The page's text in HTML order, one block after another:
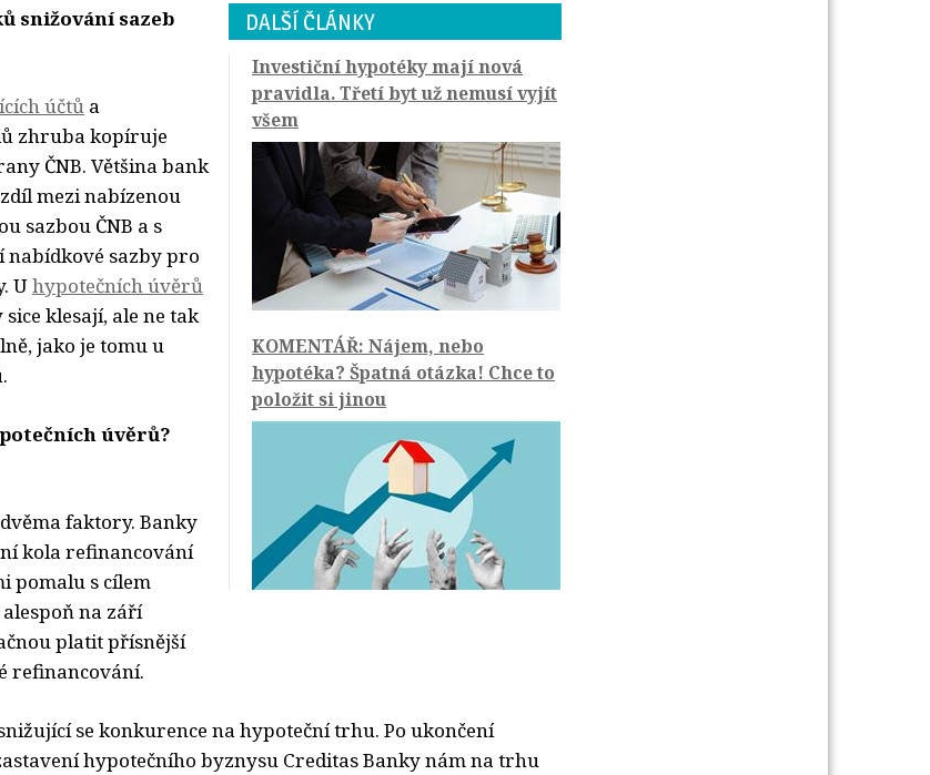
DALŠÍ ČLÁNKY
Investiční hypotéky mají nová
pravidla. Třetí byt už nemusí vyjít
všem
KOMENTÁŘ: Nájem, nebo
hypotéka? Špatná otázka! Chce to
položit si jinou
snižování sazeb
účtů a
zhruba kopíruje
ČNB. Většina bank
mezi nabízenou
sazbou ČNB a s
sazby pro
Uhypotečních úvěrů
klesají, ale ne tak
jako je tomu u
úvěrů?
faktory. Banky
kola refinancování
pomalu s cílem
na září
platit přísnější
refinancování.
se konkurence na hypoteční trhu. Po ukončení
hypotečního byznysu Creditas Banky nám na trhu